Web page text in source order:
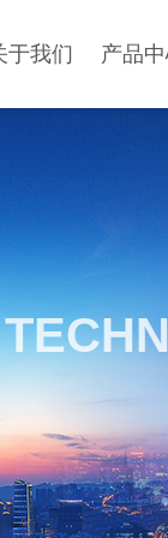
于我们 产品